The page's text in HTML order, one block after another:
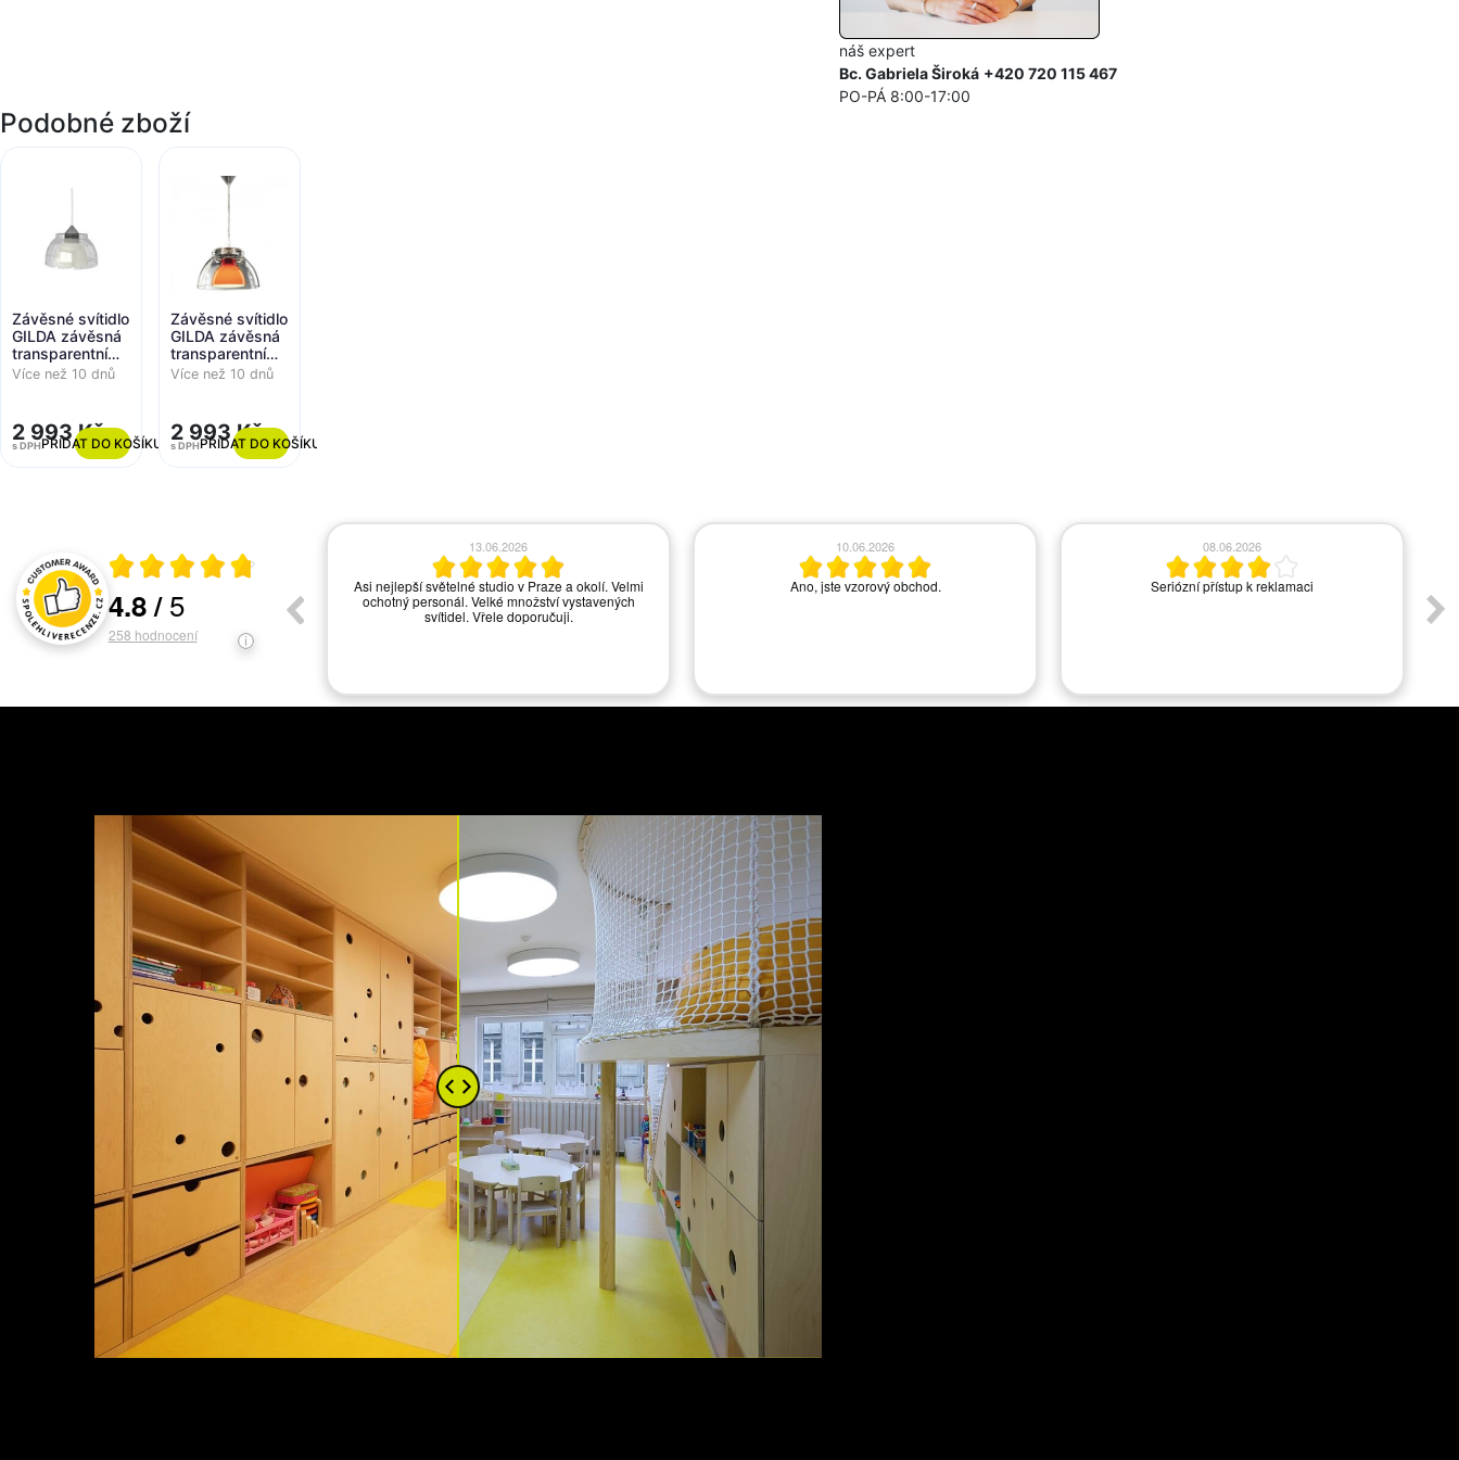
náš expert
Bc. Gabriela Široká +420 720 115 467
PO-PÁ 8:00-17:00
Podobné zboží
Závěsné svítidlo
GILDA závěsná
transparentní
bílá 230V E27
Více než 10 dnů
2 993 Kč
s DPHPŘIDAT DO KOŠÍKU
Závěsné svítidlo
GILDA závěsná
transparentní
oranžová 230V
Více než 10 dnů
2 993 Kč
s DPHPŘIDAT DO KOŠÍKU
Hodnocení a recenze zákazníků
Průměrné hodnocení 4.8 z 5
4.8/5
258 hodnocení
13.06.2026
Asi nejlepší světelné studio v Praze a okolí. Velmi
ochotný personál. Velké množství vystavených
svítidel. Vřele doporučuji.
10.06.2026
Ano, jste vzorový obchod.
08.06.2026
Seriózní přístup k reklamaci